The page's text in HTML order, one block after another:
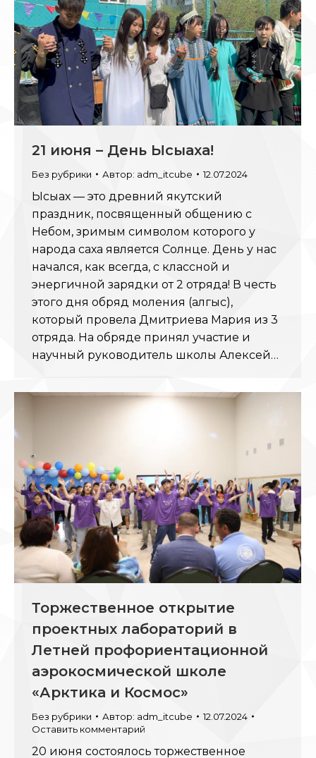
21 июня – День Ысыаха!
Без рубрики Автор: adm_itcube 12.07.2024
Ысыах — это древний якутский
праздник, посвященный общению с
Небом, зримым символом которого у
народа саха является Солнце. День у нас
начался, как всегда, с классной и
энергичной зарядки от 2 отряда! В честь
этого дня обряд моления (алгыс),
который провела Дмитриева Мария из 3
отряда. На обряде принял участие и
научный руководитель школы Алексей…
Торжественное открытие
проектных лабораторий в
Летней профориентационной
аэрокосмической школе
«Арктика и Космос»
Без рубрики Автор: adm_itcube
12.07.2024
Оставить комментарий
20 июня состоялось торжественное